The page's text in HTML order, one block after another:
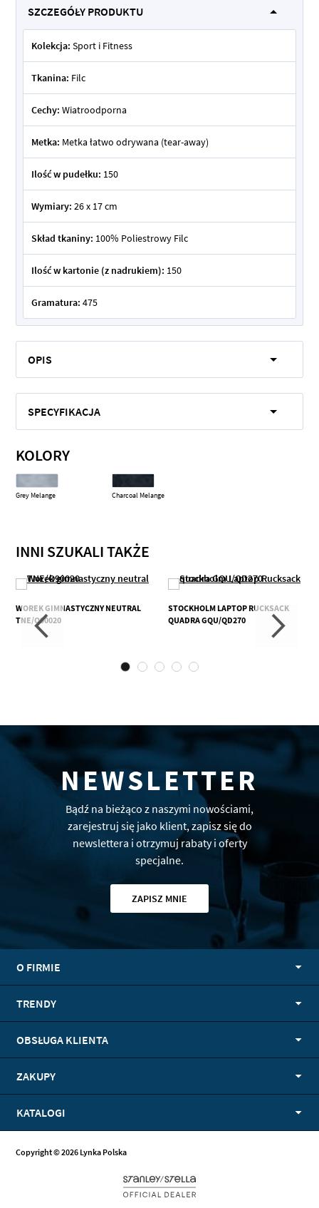
SZCZEGÓŁY PRODUKTU
Kolekcja: Sport i Fitness
Tkanina: Filc
Cechy: Wiatroodporna
Metka: Metka łatwo odrywana (tear-away)
Ilość w pudełku: 150
Wymiary: 26 x 17 cm
Skład tkaniny: 100% Poliestrowy Filc
Ilość w kartonie (z nadrukiem): 150
Gramatura: 475
OPIS
SPECYFIKACJA
KOLORY
Grey Melange Charcoal Melange
INNI SZUKALI TAKŻE
WOREK GIMNASTYCZNY NEUTRAL
TNE/O90020
STOCKHOLM LAPTOP RUCKSACK
QUADRA GQU/QD270
NEWSLETTER
Bądź na bieżąco z naszymi nowościami,
zarejestruj się jako klient, zapisz się do
newslettera i otrzymuj rabaty i oferty
specjalne.
ZAPISZ MNIE
O FIRMIE
TRENDY
OBSŁUGA KLIENTA
ZAKUPY
KATALOGI
Copyright © 2026 Lynka Polska